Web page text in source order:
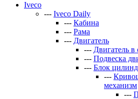
Iveco
--- Iveco Daily
--- Кабина
--- Рама
--- Двигатель
--- Двигатель в
--- Подвеска
--- Блок
---
механизм
---